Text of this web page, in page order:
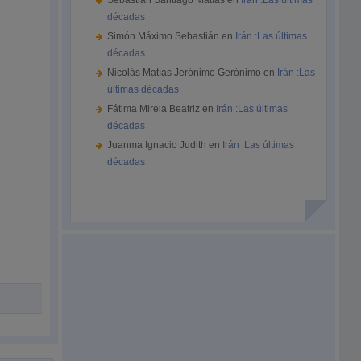
décadas
Simón Máximo Sebastián en Irán :Las últimas
décadas
Nicolás Matías Jerónimo Gerónimo en Irán :Las
últimas décadas
Fátima Mireia Beatriz en Irán :Las últimas
décadas
Juanma Ignacio Judith en Irán :Las últimas
décadas